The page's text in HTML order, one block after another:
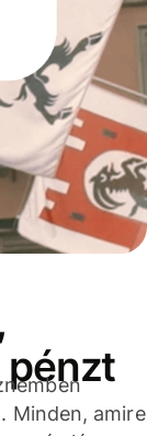
pénzt
Minden, amire